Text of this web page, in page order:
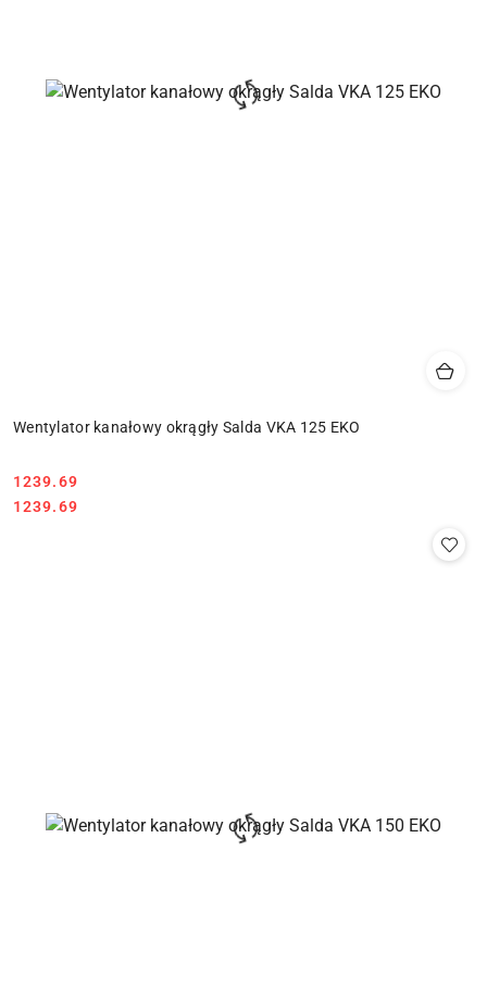
Wentylator kanałowy okrągły Salda VKA 125 EKO
Cena:
1239.69
Cena:
1239.69